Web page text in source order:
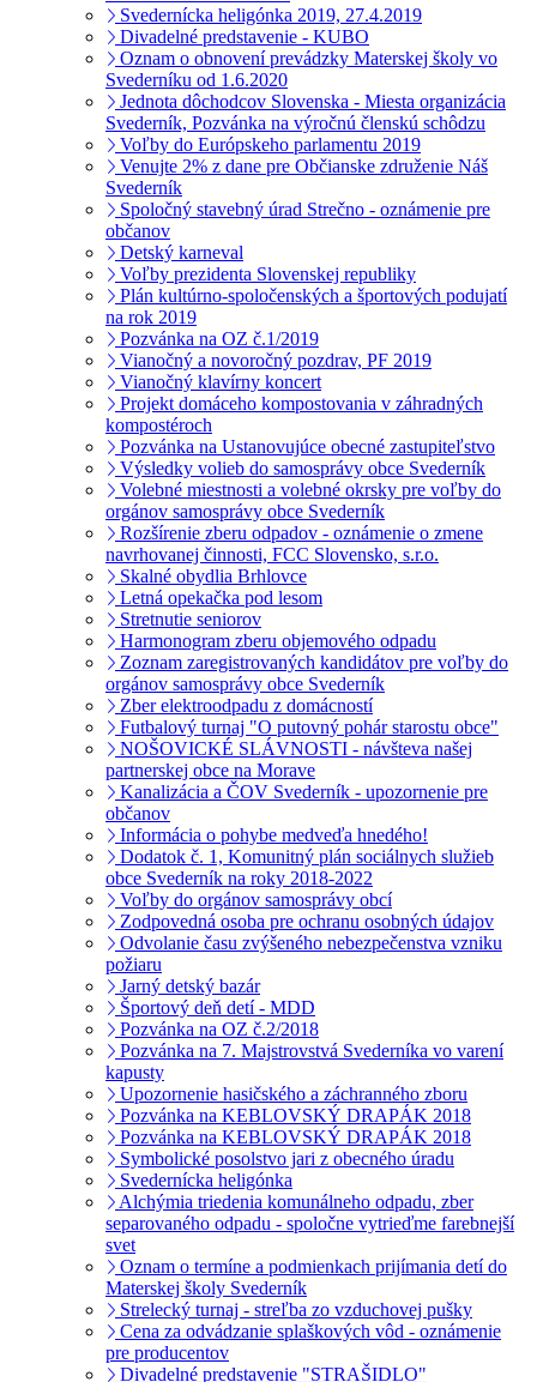
Svedernícka heligónka 2019, 27.4.2019
Divadelné predstavenie - KUBO
Oznam o obnovení prevádzky Materskej školy vo
Svederníku od 1.6.2020
Jednota dôchodcov Slovenska - Miesta organizácia
Svederník, Pozvánka na výročnú členskú schôdzu
Voľby do Európskeho parlamentu 2019
Venujte 2% z dane pre Občianske združenie Náš
Svederník
Spoločný stavebný úrad Strečno - oznámenie pre
občanov
Detský karneval
Voľby prezidenta Slovenskej republiky
Plán kultúrno-spoločenských a športových podujatí
na rok 2019
Pozvánka na OZ č.1/2019
Vianočný a novoročný pozdrav, PF 2019
Vianočný klavírny koncert
Projekt domáceho kompostovania v záhradných
kompostéroch
Pozvánka na Ustanovujúce obecné zastupiteľstvo
Výsledky volieb do samosprávy obce Svederník
Volebné miestnosti a volebné okrsky pre voľby do
orgánov samosprávy obce Svederník
Rozšírenie zberu odpadov - oznámenie o zmene
navrhovanej činnosti, FCC Slovensko, s.r.o.
Skalné obydlia Brhlovce
Letná opekačka pod lesom
Stretnutie seniorov
Harmonogram zberu objemového odpadu
Zoznam zaregistrovaných kandidátov pre voľby do
orgánov samosprávy obce Svederník
Zber elektroodpadu z domácností
Futbalový turnaj "O putovný pohár starostu obce"
NOŠOVICKÉ SLÁVNOSTI - návšteva našej
partnerskej obce na Morave
Kanalizácia a ČOV Svederník - upozornenie pre
občanov
Informácia o pohybe medveďa hnedého!
Dodatok č. 1, Komunitný plán sociálnych služieb
obce Svederník na roky 2018-2022
Voľby do orgánov samosprávy obcí
Zodpovedná osoba pre ochranu osobných údajov
Odvolanie času zvýšeného nebezpečenstva vzniku
požiaru
Jarný detský bazár
Športový deň detí - MDD
Pozvánka na OZ č.2/2018
Pozvánka na 7. Majstrovstvá Svederníka vo varení
kapusty
Upozornenie hasičského a záchranného zboru
Pozvánka na KEBLOVSKÝ DRAPÁK 2018
Pozvánka na KEBLOVSKÝ DRAPÁK 2018
Symbolické posolstvo jari z obecného úradu
Svedernícka heligónka
Alchýmia triedenia komunálneho odpadu, zber
separovaného odpadu - spoločne vytrieďme farebnejší
svet
Oznam o termíne a podmienkach prijímania detí do
Materskej školy Svederník
Strelecký turnaj - streľba zo vzduchovej pušky
Cena za odvádzanie splaškových vôd - oznámenie
pre producentov
Divadelné predstavenie "STRAŠIDLO"